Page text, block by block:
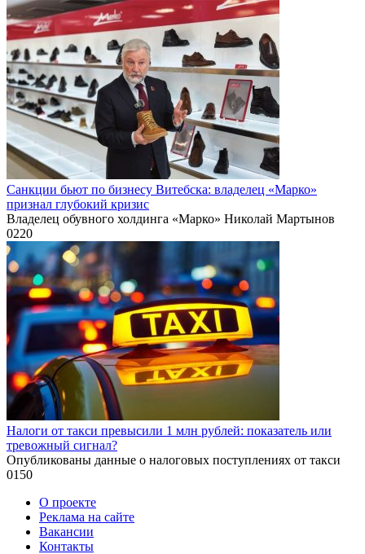
Санкции бьют по бизнесу Витебска: владелец «Марко»
признал глубокий кризис
Владелец обувного холдинга «Марко» Николай Мартынов
0220
Налоги от такси превысили 1 млн рублей: показатель или
тревожный сигнал?
Опубликованы данные о налоговых поступлениях от такси
0150
О проекте
Реклама на сайте
Вакансии
Контакты